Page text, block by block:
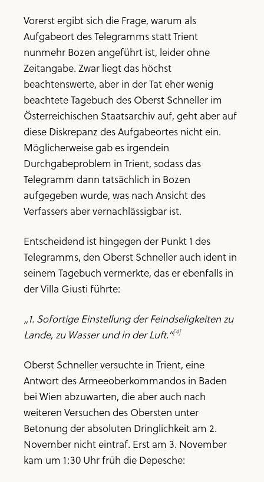
Vorerst ergibt sich die Frage, warum als
Aufgabeort des Telegramms statt Trient
nunmehr Bozen angeführt ist, leider ohne
Zeitangabe. Zwar liegt das höchst
beachtenswerte, aber in der Tat eher wenig
beachtete Tagebuch des Oberst Schneller im
Österreichischen Staatsarchiv auf, geht aber auf
diese Diskrepanz des Aufgabeortes nicht ein.
Möglicherweise gab es irgendein
Durchgabeproblem in Trient, sodass das
Telegramm dann tatsächlich in Bozen
aufgegeben wurde, was nach Ansicht des
Verfassers aber vernachlässigbar ist.
Entscheidend ist hingegen der Punkt 1 des
Telegramms, den Oberst Schneller auch ident in
seinem Tagebuch vermerkte, das er ebenfalls in
der Villa Giusti führte:
„1. Sofortige Einstellung der Feindseligkeiten zu
Lande, zu Wasser und in der Luft.“[4]
Oberst Schneller versuchte in Trient, eine
Antwort des Armeeoberkommandos in Baden
bei Wien abzuwarten, die aber auch nach
weiteren Versuchen des Obersten unter
Betonung der absoluten Dringlichkeit am 2.
November nicht eintraf. Erst am 3. November
kam um 1:30 Uhr früh die Depesche: